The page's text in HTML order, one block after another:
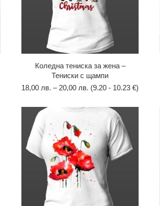
Коледна тениска за жена –
Тениски с щампи
18,00 лв. – 20,00 лв. (9.20 - 10.23 €)